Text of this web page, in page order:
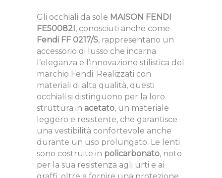
Gli occhiali da sole MAISON FENDI
FE50082I, conosciuti anche come
Fendi FF 0217/S, rappresentano un
accessorio di lusso che incarna
l’eleganza e l’innovazione stilistica del
marchio Fendi. Realizzati con
materiali di alta qualità, questi
occhiali si distinguono per la loro
struttura in acetato, un materiale
leggero e resistente, che garantisce
una vestibilità confortevole anche
durante un uso prolungato. Le lenti
sono costruite in policarbonato, noto
per la sua resistenza agli urti e ai